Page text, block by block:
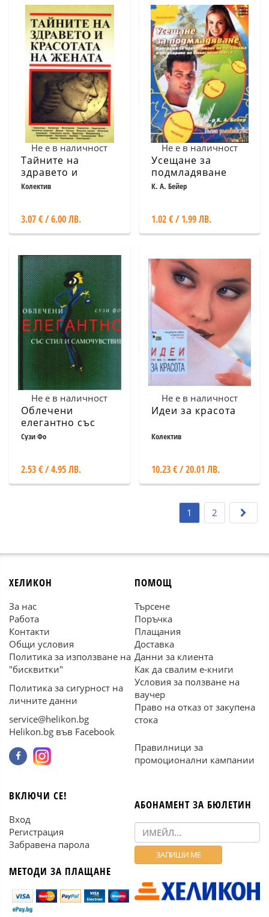
Не е в наличност
Тайните на
здравето и
красотата на
Колектив
3.07 € / 6.00 ЛВ.
Не е в наличност
Усещане за
подмладяване
К. А. Бейер
1.02 € / 1.99 ЛВ.
Не е в наличност
Облечени
елегантно със
стил и
Сузи Фо
2.53 € / 4.95 ЛВ.
Не е в наличност
Идеи за красота
Колектив
10.23 € / 20.01 ЛВ.
1 2
ХЕЛИКОН
За нас
Работа
Контакти
Общи условия
Политика за използване на
"бисквитки"
Политика за сигурност на
личните данни
service@helikon.bg
Helikon.bg във Facebook
ПОМОЩ
Търсене
Поръчка
Плащания
Доставка
Данни за клиента
Как да свалим е-книги
Условия за ползване на
ваучер
Право на отказ от закупена
стока
Правилници за
промоционални кампании
ВКЛЮЧИ СЕ!
Вход
Регистрация
Забравена парола
МЕТОДИ ЗА ПЛАЩАНЕ
АБОНАМЕНТ ЗА БЮЛЕТИН